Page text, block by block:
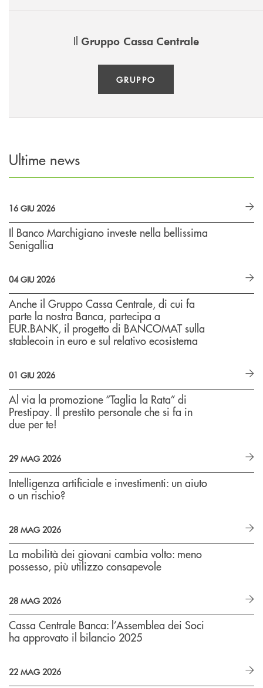
Il Gruppo Cassa Centrale
GRUPPO
Ultime news
16 GIU 2026
Il Banco Marchigiano investe nella bellissima
Senigallia
04 GIU 2026
Anche il Gruppo Cassa Centrale, di cui fa
parte la nostra Banca, partecipa a
EUR.BANK, il progetto di BANCOMAT sulla
stablecoin in euro e sul relativo ecosistema
01 GIU 2026
Al via la promozione “Taglia la Rata” di
Prestipay. Il prestito personale che si fa in
due per te!
29 MAG 2026
Intelligenza artificiale e investimenti: un aiuto
o un rischio?
28 MAG 2026
La mobilità dei giovani cambia volto: meno
possesso, più utilizzo consapevole
28 MAG 2026
Cassa Centrale Banca: l’Assemblea dei Soci
ha approvato il bilancio 2025
22 MAG 2026